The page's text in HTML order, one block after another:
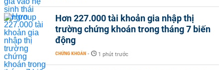
Hơn 227.000 tài khoản gia nhập thị
trường chứng khoán trong tháng 7 biến
động
CHỨNG KHOÁN - 1 phút trước